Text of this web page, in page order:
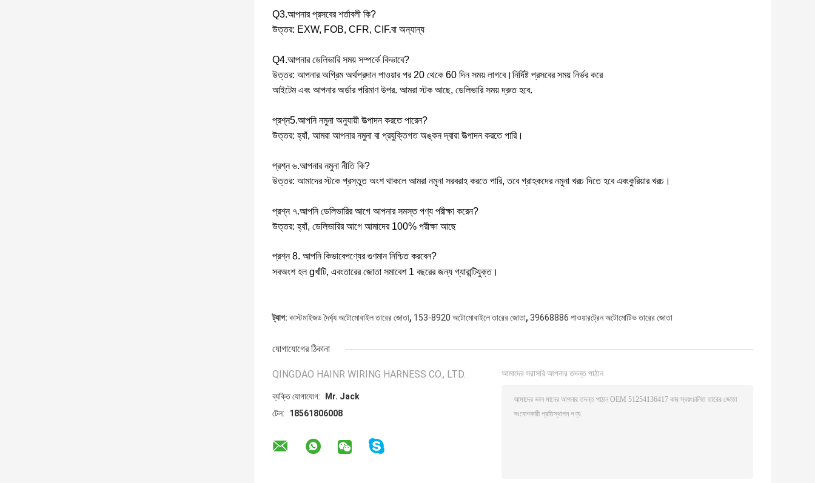
Q3.আপনার প্রসবের শর্তাবলী কি?
উত্তর: EXW, FOB, CFR, CIF.বা অন্যান্য
Q4.আপনার ডেলিভারি সময় সম্পর্কে কিভাবে?
উত্তর: আপনার অগ্রিম অর্থপ্রদান পাওয়ার পর 20 থেকে 60 দিন সময় লাগবে।নির্দিষ্ট প্রসবের সময় নির্ভর করে
আইটেম এবং আপনার অর্ডার পরিমাণ উপর. আমরা স্টক আছে, ডেলিভারি সময় দ্রুত হবে.
প্রশ্ন5.আপনি নমুনা অনুযায়ী উত্পাদন করতে পারেন?
উত্তর: হ্যাঁ, আমরা আপনার নমুনা বা প্রযুক্তিগত অঙ্কন দ্বারা উত্পাদন করতে পারি।
প্রশ্ন ৬.আপনার নমুনা নীতি কি?
উত্তর: আমাদের স্টকে প্রস্তুত অংশ থাকলে আমরা নমুনা সরবরাহ করতে পারি, তবে গ্রাহকদের নমুনা খরচ দিতে হবে এবংকুরিয়ার খরচ।
প্রশ্ন ৭.আপনি ডেলিভারির আগে আপনার সমস্ত পণ্য পরীক্ষা করেন?
উত্তর: হ্যাঁ, ডেলিভারির আগে আমাদের 100% পরীক্ষা আছে
প্রশ্ন 8. আপনি কিভাবেপণ্যের গুণমান নিশ্চিত করবেন?
সবঅংশ হল gখাঁটি, এবংতারের জোতা সমাবেশ 1 বছরের জন্য গ্যারান্টিযুক্ত।
ট্যাগ: কাস্টমাইজড দৈর্ঘ্য অটোমোবাইল তারের জোতা, 153-8920 অটোমোবাইলে তারের জোতা, 39668886 পাওয়ারট্রেন অটোমোটিভ তারের জোতা
যোগাযোগের ঠিকানা
QINGDAO HAINR WIRING HARNESS CO., LTD.
ব্যক্তি যোগাযোগ:
Mr. Jack
টেল:
18561806008
আমাদের সরাসরি আপনার তদন্ত পাঠান